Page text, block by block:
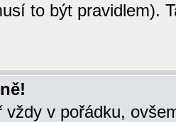
to být pravidlem).
vždy v pořádku,